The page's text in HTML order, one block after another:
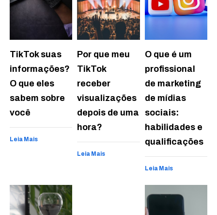
TikTok suas
informações?
O que eles
sabem sobre
você
Leia Mais
Por que meu
TikTok
receber
visualizações
depois de uma
hora?
Leia Mais
O que é um
profissional
de marketing
de mídias
sociais:
habilidades e
qualificações
Leia Mais